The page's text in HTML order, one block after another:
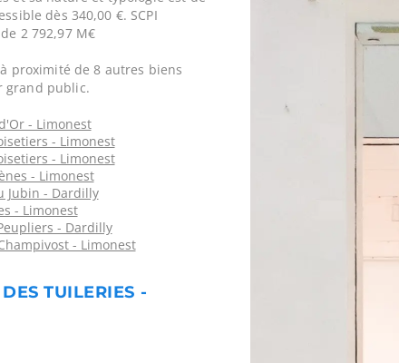
dès 340,00 €. SCPI
2 792,97 M€
proximité de 8 autres biens
grand public.
- Limonest
- Limonest
- Limonest
- Limonest
Jubin - Dardilly
- Limonest
- Dardilly
- Limonest
TUILERIES -